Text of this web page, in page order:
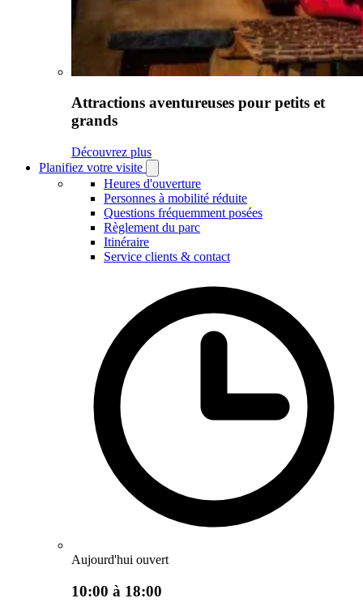
Attractions aventureuses pour petits et
grands
Découvrez plus
Planifiez votre visite
Planifiez
votre
visite
submenu
Heures d'ouverture
Personnes à mobilité réduite
Questions fréquemment posées
Règlement du parc
Itinéraire
Service clients & contact
Aujourd'hui ouvert
10:00 à 18:00